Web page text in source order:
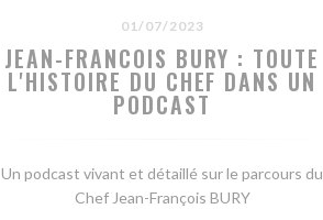
01/07/2023
JEAN-FRANCOIS BURY : TOUTE
L'HISTOIRE DU CHEF DANS UN
PODCAST
Un podcast vivant et détaillé sur le parcours du
Chef Jean-François BURY